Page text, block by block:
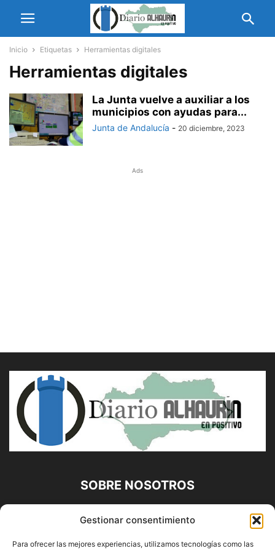
Gestionar consentimiento
Para ofrecer las mejores experiencias, utilizamos tecnologías como las
Inicio Etiquetas Herramientas digitales
Herramientas digitales
La Junta vuelve a auxiliar a los
municipios con ayudas para...
Junta de Andalucía - 20 diciembre, 2023
Ads
SOBRE NOSOTROS
Diario Alhaurín (www.alhaurindelatorre.com) Propiedad de
Francisco E. López López | 639 95 71 95 | Noticias de
Alhaurín de la Torre, Málaga y Provincia|